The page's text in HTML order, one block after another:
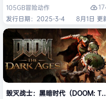
105GB冒险动作
发行日期：2025-3-4
8月1日 更
毁灭战士：黑暗时代（DOOM: